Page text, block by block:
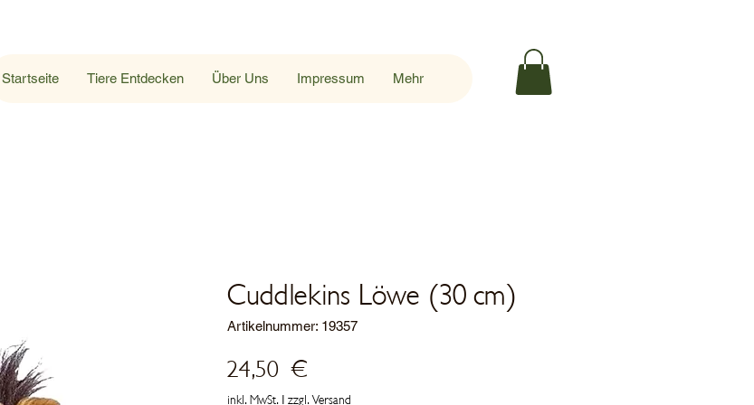
Startseite Tiere Entdecken Über Uns Impressum Mehr
Cuddlekins Löwe (30 cm)
Artikelnummer: 19357
24,50 €Preis
inkl. MwSt. | zzgl. Versand